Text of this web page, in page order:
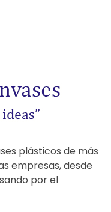
plásticos de más
empresas, desde
por el